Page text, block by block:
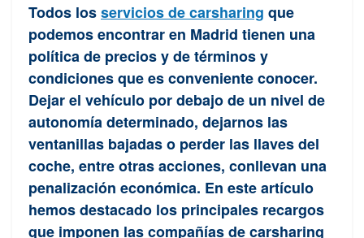
Todos losservicios de carsharing que
podemos encontrar en Madrid tienen una
política de precios y de términos y
condiciones que es conveniente conocer.
Dejar el vehículo por debajo de un nivel de
autonomía determinado, dejarnos las
ventanillas bajadas o perder las llaves del
coche, entre otras acciones, conllevan una
penalización económica. En este artículo
hemos destacado los principales recargos
que imponen las compañías de carsharing